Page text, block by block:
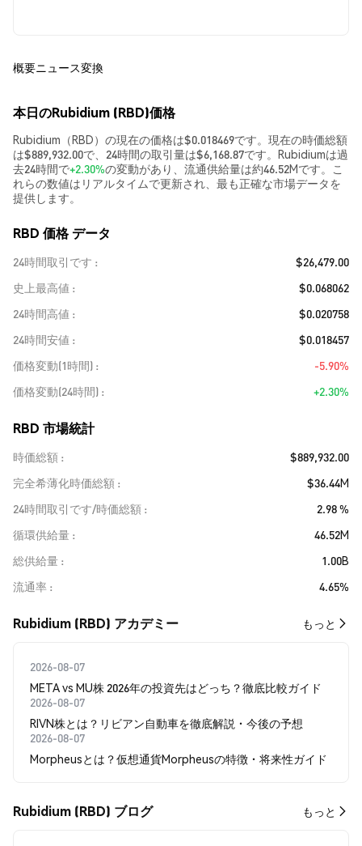
概要ニュース変換
本日のRubidium (RBD)価格
Rubidium（RBD）の現在の価格は$0.018469です。現在の時価総額
は$889,932.00で、24時間の取引量は$6,168.87です。Rubidiumは過
去24時間で+2.30%の変動があり、流通供給量は約46.52Mです。こ
れらの数値はリアルタイムで更新され、最も正確な市場データを
提供します。
RBD 価格 データ
24時間取引です
$26,479.00
史上最高値
$0.068062
24時間高値
$0.020758
24時間安値
$0.018457
価格変動(1時間)
-5.90%
価格変動(24時間)
+2.30%
RBD 市場統計
時価総額
$889,932.00
完全希薄化時価総額
$36.44M
24時間取引です/時価総額
2.98 %
循環供給量
46.52M
総供給量
1.00B
流通率
4.65%
Rubidium (RBD) アカデミー もっと
2026-08-07
META vs MU株 2026年の投資先はどっち？徹底比較ガイド
2026-08-07
RIVN株とは？リビアン自動車を徹底解説・今後の予想
2026-08-07
Morpheusとは？仮想通貨Morpheusの特徴・将来性ガイド
Rubidium (RBD) ブログ もっと